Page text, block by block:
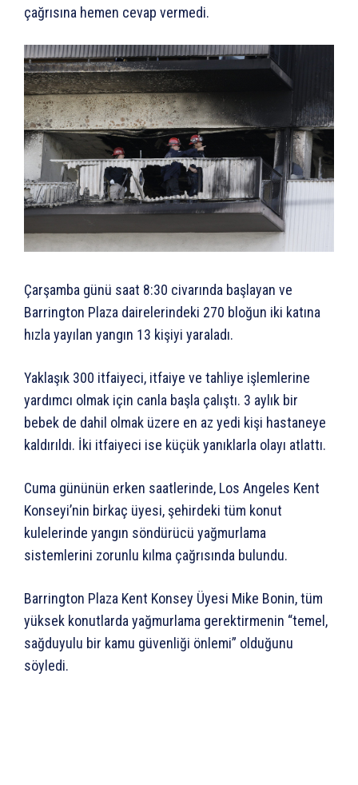
çağrısına hemen cevap vermedi.
Çarşamba günü saat 8:30 civarında başlayan ve
Barrington Plaza dairelerindeki 270 bloğun iki katına
hızla yayılan yangın 13 kişiyi yaraladı.
Yaklaşık 300 itfaiyeci, itfaiye ve tahliye işlemlerine
yardımcı olmak için canla başla çalıştı. 3 aylık bir
bebek de dahil olmak üzere en az yedi kişi hastaneye
kaldırıldı. İki itfaiyeci ise küçük yanıklarla olayı atlattı.
Cuma gününün erken saatlerinde, Los Angeles Kent
Konseyi’nin birkaç üyesi, şehirdeki tüm konut
kulelerinde yangın söndürücü yağmurlama
sistemlerini zorunlu kılma çağrısında bulundu.
Barrington Plaza Kent Konsey Üyesi Mike Bonin, tüm
yüksek konutlarda yağmurlama gerektirmenin “temel,
sağduyulu bir kamu güvenliği önlemi” olduğunu
söyledi.